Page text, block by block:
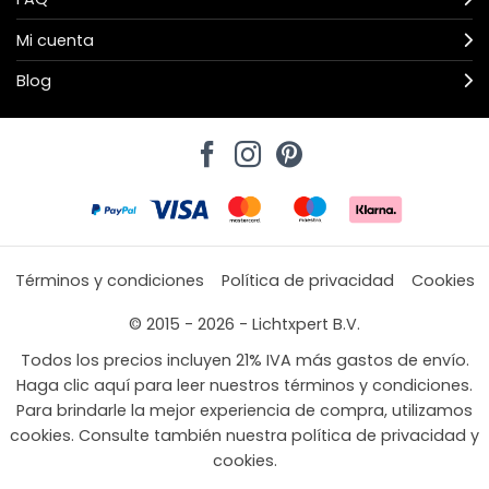
Mi cuenta
Blog
Términos y condiciones Política de privacidad
Cookies
© 2015 - 2026 - Lichtxpert B.V.
Todos los precios incluyen 21% IVA más gastos de envío.
Haga clic aquí para leer nuestros términos y condiciones.
Para brindarle la mejor experiencia de compra, utilizamos
cookies. Consulte también nuestra política de privacidad y
cookies.